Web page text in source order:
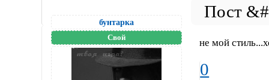
бунтарка
Свой не мой
0